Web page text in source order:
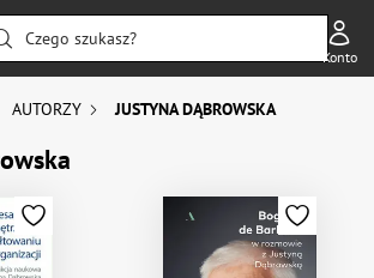
Czego szukasz?
Konto
AUTORZY JUSTYNA DĄBROWSKA